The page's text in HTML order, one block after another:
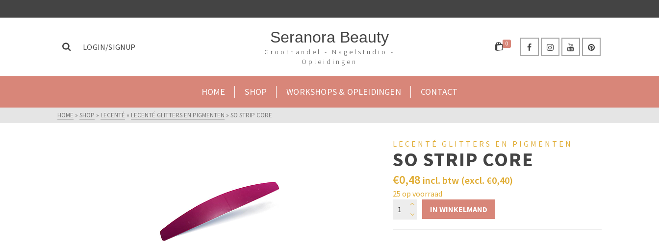
LOGIN/SIGNUP
Seranora Beauty
Groothandel - Nagelstudio -
Opleidingen
0
HOME SHOP WORKSHOPS & OPLEIDINGEN CONTACT
HOME » SHOP » LECENTÉ » LECENTÉ GLITTERS EN PIGMENTEN » SO STRIP CORE
LECENTÉ GLITTERS EN PIGMENTEN
SO STRIP CORE
€0,48 incl. btw (excl. €0,40)
25 op voorraad
IN WINKELMAND